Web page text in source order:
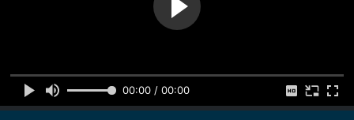
00:00 / 00:00